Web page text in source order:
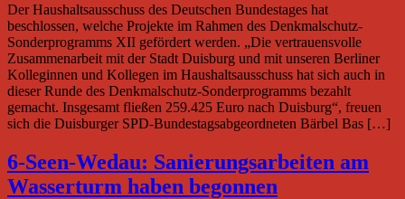
Der Haushaltsausschuss des Deutschen Bundestages hat
beschlossen, welche Projekte im Rahmen des Denkmalschutz-
Sonderprogramms XII gefördert werden. „Die vertrauensvolle
Zusammenarbeit mit der Stadt Duisburg und mit unseren Berliner
Kolleginnen und Kollegen im Haushaltsausschuss hat sich auch in
dieser Runde des Denkmalschutz-Sonderprogramms bezahlt
gemacht. Insgesamt fließen 259.425 Euro nach Duisburg“, freuen
sich die Duisburger SPD-Bundestagsabgeordneten Bärbel Bas […]
6-Seen-Wedau: Sanierungsarbeiten am
Wasserturm haben begonnen